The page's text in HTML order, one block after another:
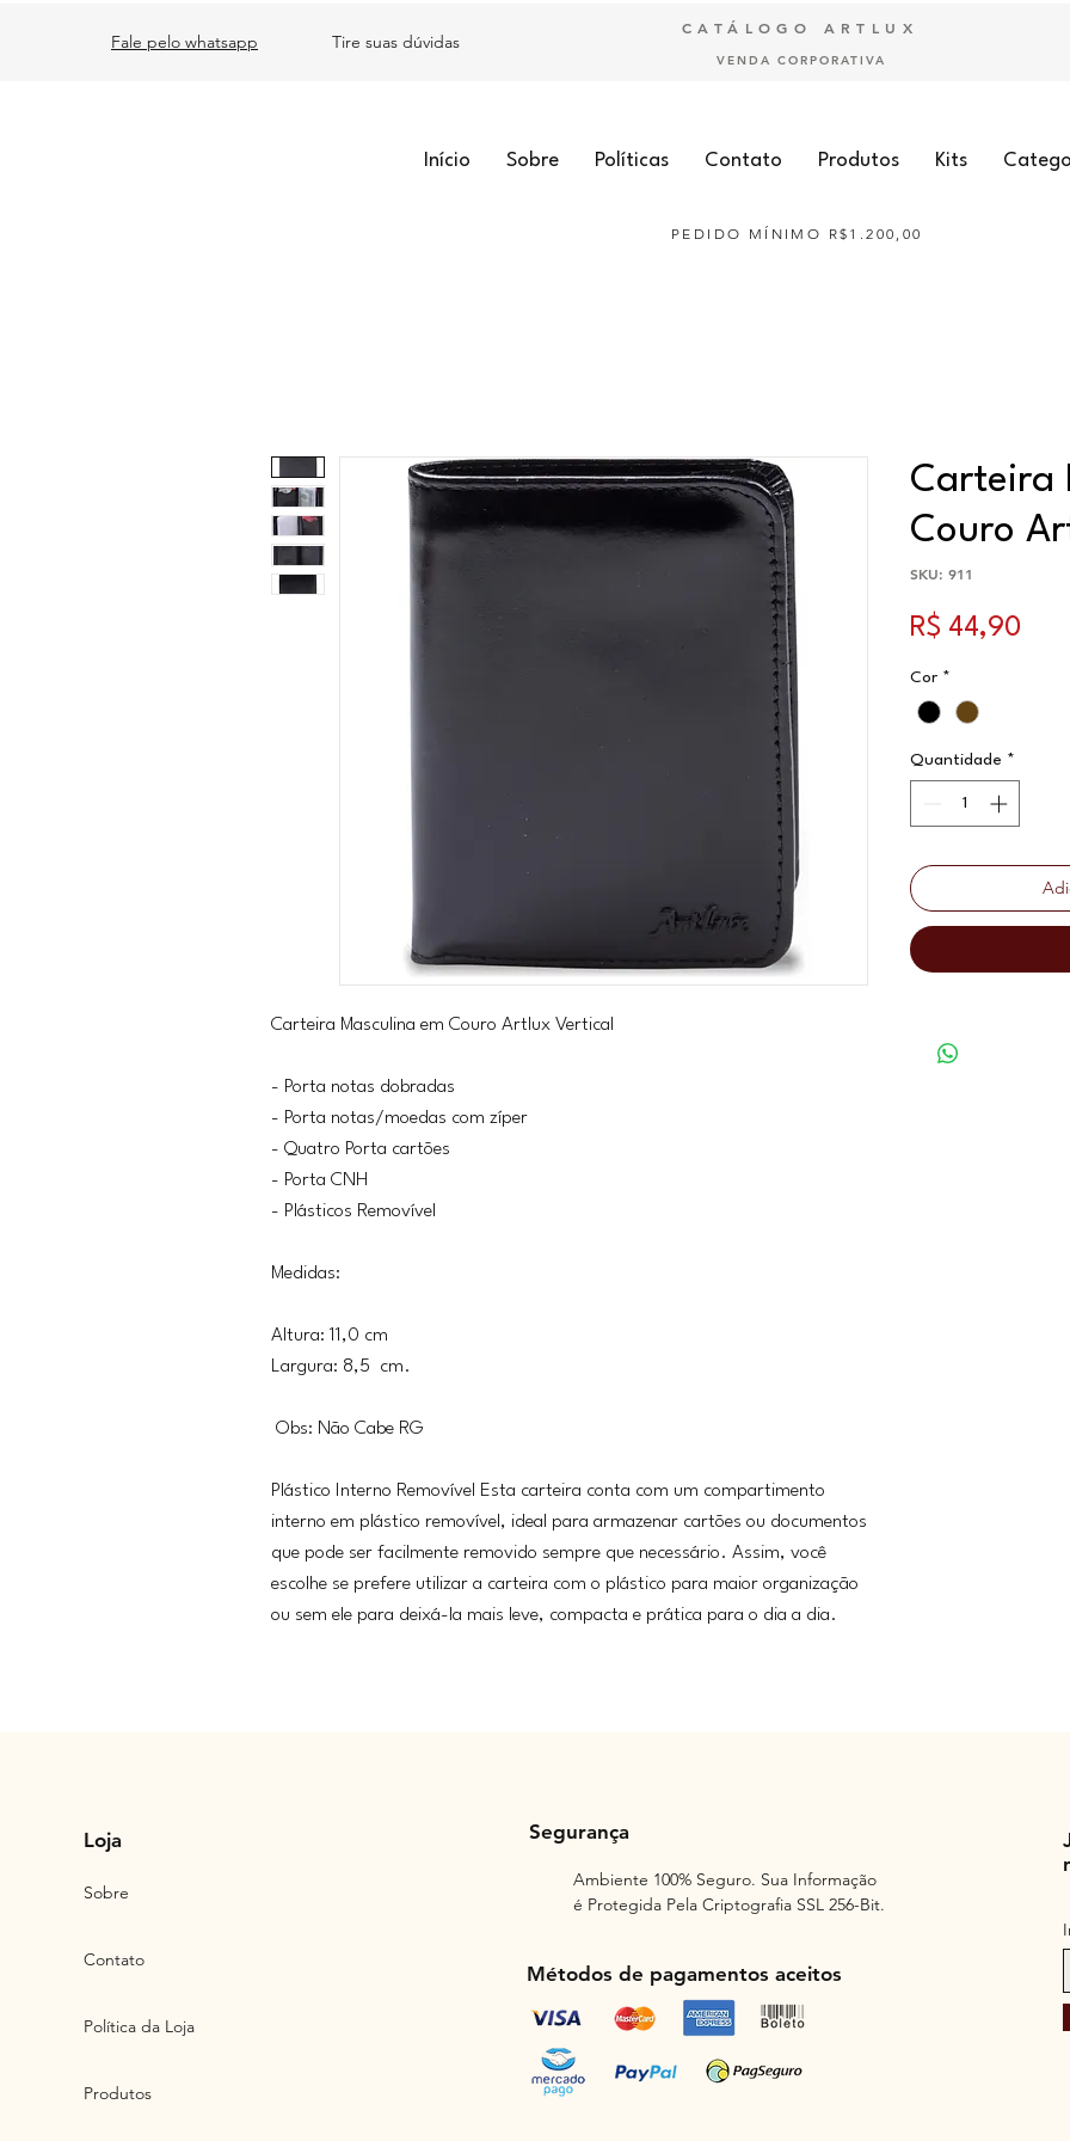
Fale pelo whatsapp Tire suas dúvidas
CATÁLOGO ARTLUX
VENDA CORPORATIVA
Início Sobre Políticas Contato Produtos Kits
PEDIDO MÍNIMO R$1.200,00
Carteira Masculina em Couro Artlux Vertical
- Porta notas dobradas
- Porta notas/moedas com zíper
- Quatro Porta cartões
- Porta CNH
- Plásticos Removível
Medidas:
Altura: 11,0 cm
Largura: 8,5 cm.
Obs: Não Cabe RG
Plástico Interno Removível Esta carteira conta com um compartimento
interno em plástico removível, ideal para armazenar cartões ou documentos
que pode ser facilmente removido sempre que necessário. Assim, você
escolhe se prefere utilizar a carteira com o plástico para maior organização
ou sem ele para deixá-la mais leve, compacta e prática para o dia a dia.
Carteira
Couro
SKU: 911
R$ 44,90
Cor *
Quantidade *
Loja
Sobre
Contato
Política da Loja
Produtos
Segurança
Ambiente 100% Seguro. Sua Informação
é Protegida Pela Criptografia SSL 256-Bit.
Métodos de pagamentos aceitos